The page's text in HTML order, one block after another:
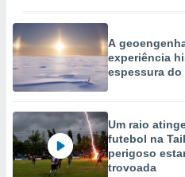
A
experiência
espessura do
Um raio
futebol na
perigoso
trovoada